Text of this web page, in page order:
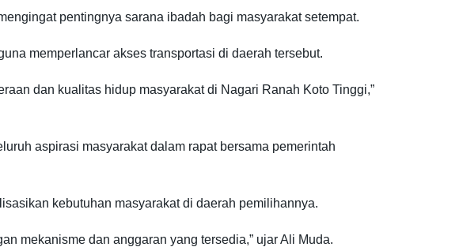
pentingnya sarana ibadah bagi masyarakat setempat.
memperlancar akses transportasi di daerah tersebut.
dan kualitas hidup masyarakat di Nagari Ranah Koto Tinggi,”
aspirasi masyarakat dalam rapat bersama pemerintah
kebutuhan masyarakat di daerah pemilihannya.
mekanisme dan anggaran yang tersedia,” ujar Ali Muda.